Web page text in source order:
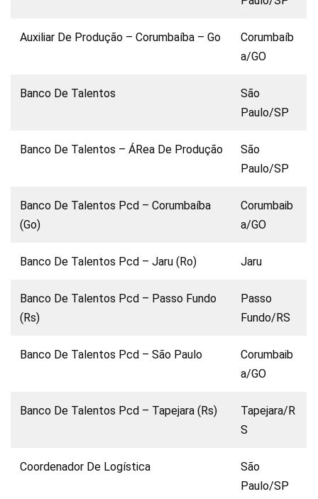
Auxiliar De Produção – Corumbaíba – Go
Corumbaíb
a/GO
Banco De Talentos
São
Paulo/SP
Banco De Talentos – ÁRea De Produção
São
Paulo/SP
Banco De Talentos Pcd – Corumbaíba
(Go)
Corumbaib
a/GO
Banco De Talentos Pcd – Jaru (Ro) Jaru
Banco De Talentos Pcd – Passo Fundo
(Rs)
Passo
Fundo/RS
Banco De Talentos Pcd – São Paulo
Corumbaib
a/GO
Banco De Talentos Pcd – Tapejara (Rs)
Tapejara/R
S
Coordenador De Logística
São
Paulo/SP